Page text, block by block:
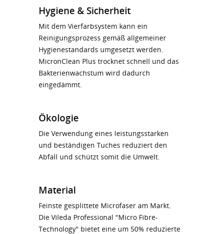
Hygiene & Sicherheit
Mit dem Vierfarbsystem kann ein
Reinigungsprozess gemäß allgemeiner
Hygienestandards umgesetzt werden.
MicronClean Plus trocknet schnell und das
Bakterienwachstum wird dadurch
eingedämmt.
Ökologie
Die Verwendung eines leistungsstarken
und beständigen Tuches reduziert den
Abfall und schützt somit die Umwelt.
Material
Feinste gesplittete Microfaser am Markt.
Die Vileda Professional "Micro Fibre-
Technology" bietet eine um 50% reduzierte